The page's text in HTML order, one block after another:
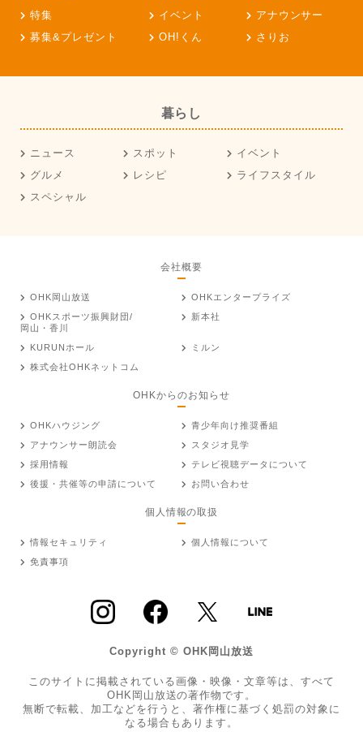
特集
イベント
アナウンサー
募集&プレゼント
OH!くん さりお
暮らし
ニュース スポット
イベント
グルメ
レシピ
ライフスタイル
スペシャル
会社概要
OHK岡山放送
OHKエンタープライズ
OHKスポーツ振興財団/
岡山・香川
新本社
KURUNホール
ミルン
株式会社OHKネットコム
OHKからのお知らせ
OHKハウジング
青少年向け推奨番組
アナウンサー朗読会
スタジオ見学
採用情報
テレビ視聴データについて
後援・共催等の申請について
お問い合わせ
個人情報の取扱
情報セキュリティ
個人情報について
免責事項
Copyright © OHK岡山放送
このサイトに掲載されている画像・映像・文章等は、すべて
OHK岡山放送の著作物です。
無断で転載、加工などを行うと、著作権に基づく処罰の対象に
なる場合もあります。